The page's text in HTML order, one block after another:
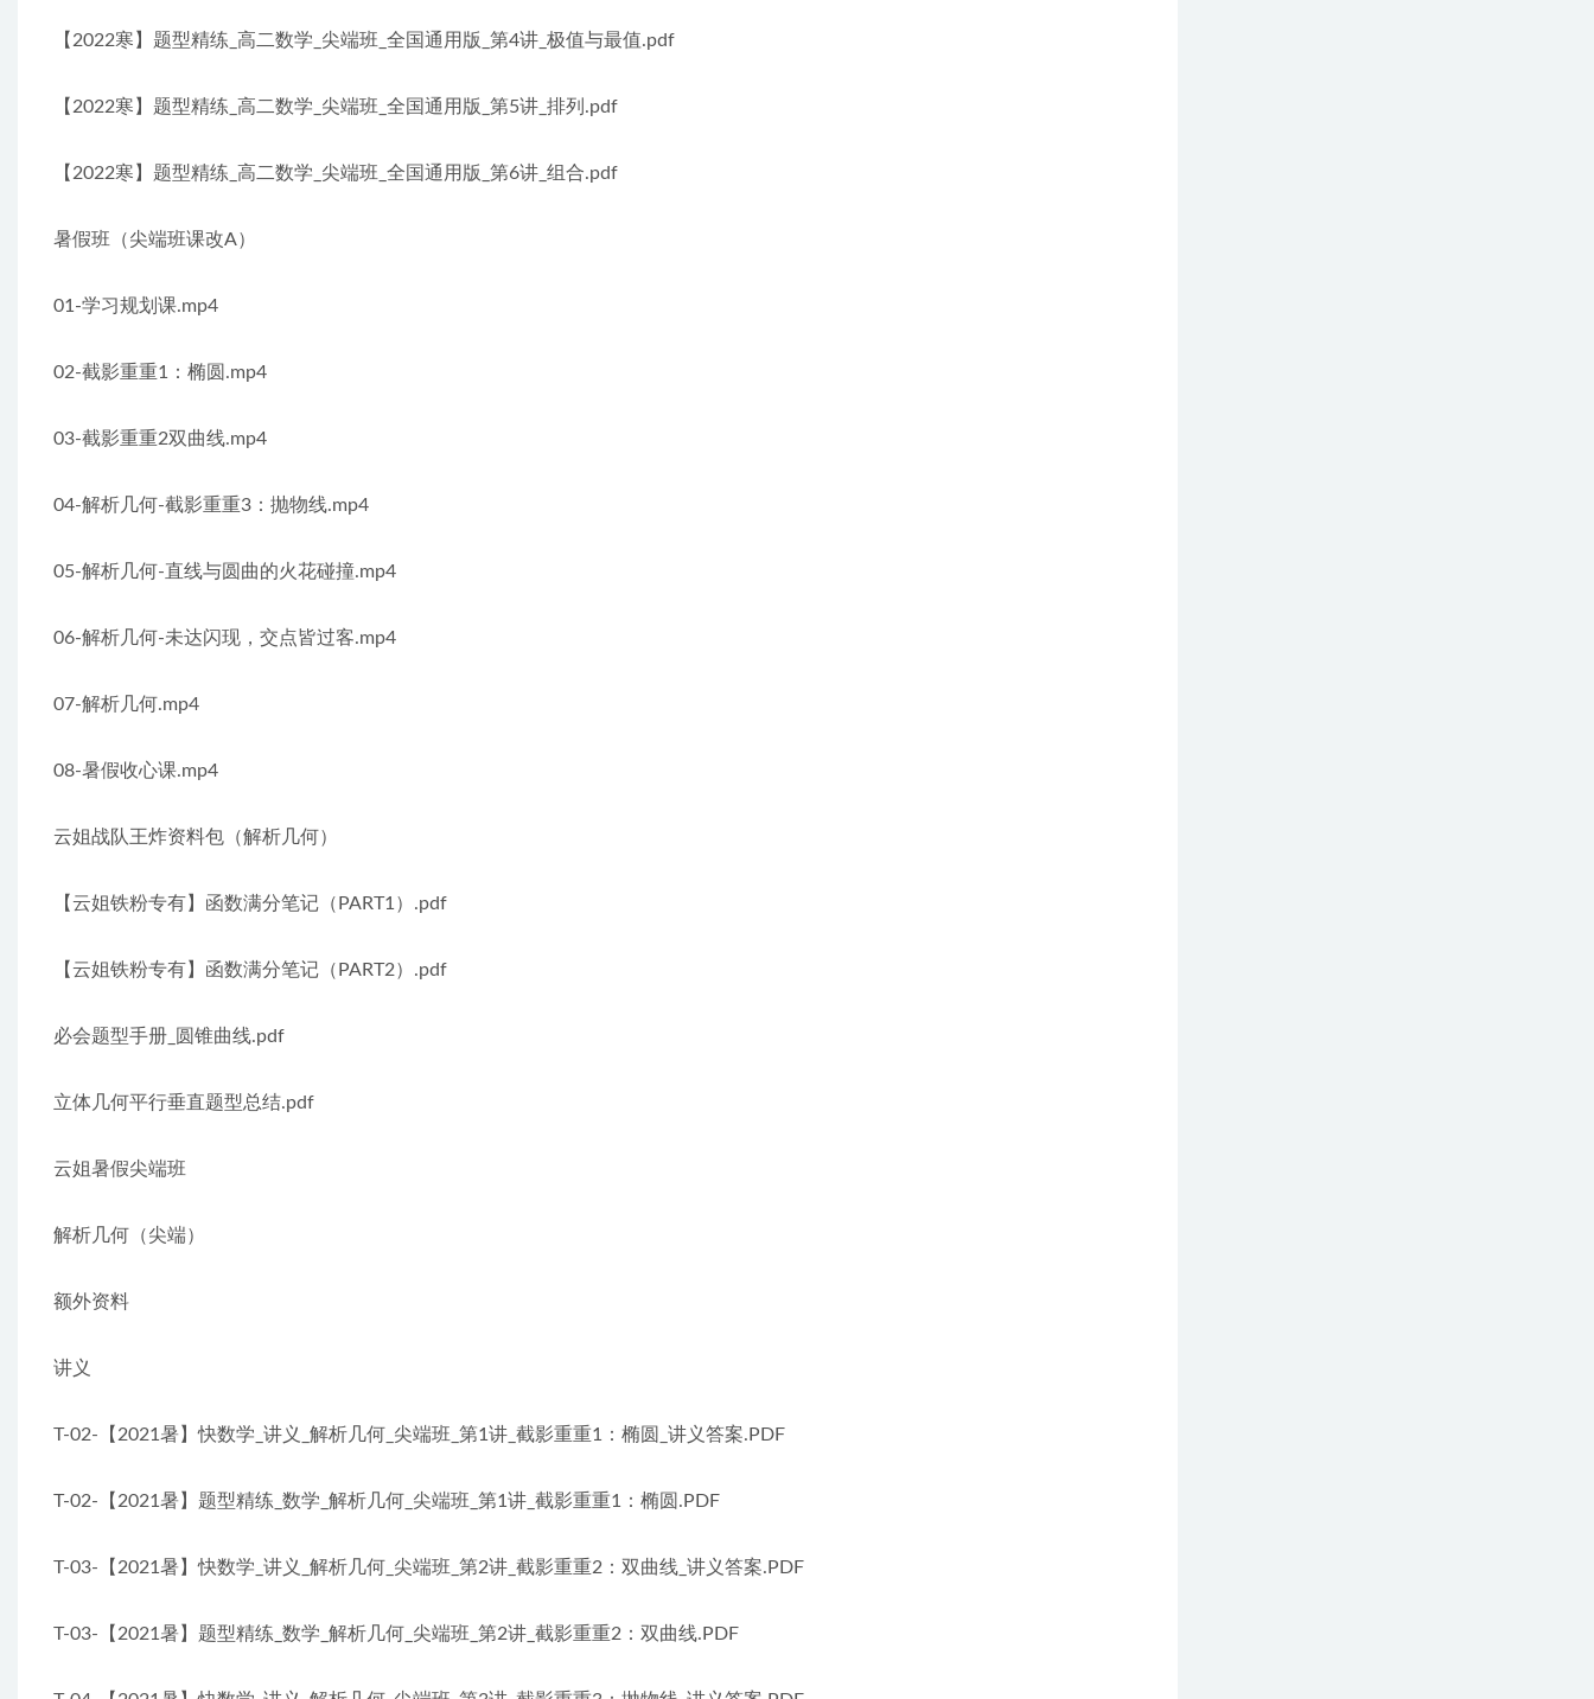
【2022寒】题型精练_高二数学_尖端班_全国通用版_第4讲_极值与最值.pdf
【2022寒】题型精练_高二数学_尖端班_全国通用版_第5讲_排列.pdf
【2022寒】题型精练_高二数学_尖端班_全国通用版_第6讲_组合.pdf
暑假班（尖端班课改A）
01-学习规划课.mp4
02-截影重重1：椭圆.mp4
03-截影重重2双曲线.mp4
04-解析几何-截影重重3：抛物线.mp4
05-解析几何-直线与圆曲的火花碰撞.mp4
06-解析几何-未达闪现，交点皆过客.mp4
07-解析几何.mp4
08-暑假收心课.mp4
云姐战队王炸资料包（解析几何）
【云姐铁粉专有】函数满分笔记（PART1）.pdf
【云姐铁粉专有】函数满分笔记（PART2）.pdf
必会题型手册_圆锥曲线.pdf
立体几何平行垂直题型总结.pdf
云姐暑假尖端班
解析几何（尖端）
额外资料
讲义
T-02-【2021暑】快数学_讲义_解析几何_尖端班_第1讲_截影重重1：椭圆_讲义答案.PDF
T-02-【2021暑】题型精练_数学_解析几何_尖端班_第1讲_截影重重1：椭圆.PDF
T-03-【2021暑】快数学_讲义_解析几何_尖端班_第2讲_截影重重2：双曲线_讲义答案.PDF
T-03-【2021暑】题型精练_数学_解析几何_尖端班_第2讲_截影重重2：双曲线.PDF